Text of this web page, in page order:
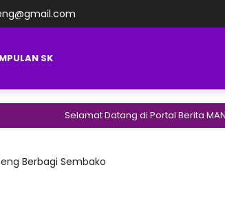
SK
Selamat Datang di Portal Berita MAN 1
Berbagi Sembako